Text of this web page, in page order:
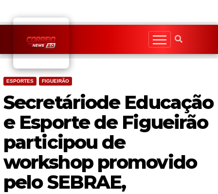
content
ESPORTES FIGUEIRÃO
Secretáriode Educação
e Esporte de Figueirão
participou de
workshop promovido
pelo SEBRAE,